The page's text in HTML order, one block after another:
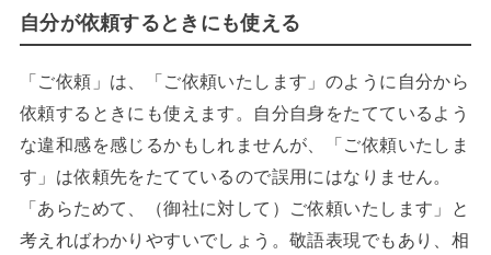
自分が依頼するときにも使える
「ご依頼」は、「ご依頼いたします」のように自分から
依頼するときにも使えます。自分自身をたてているよう
な違和感を感じるかもしれませんが、「ご依頼いたしま
す」は依頼先をたてているので誤用にはなりません。
「あらためて、（御社に対して）ご依頼いたします」と
考えればわかりやすいでしょう。敬語表現でもあり、相